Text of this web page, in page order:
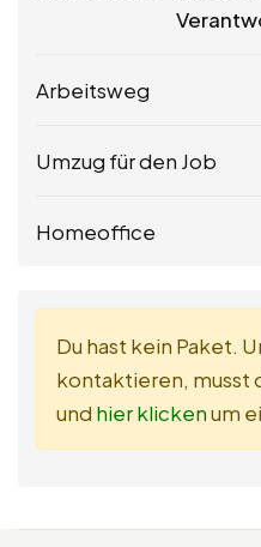
Arbeitsweg
Umzug für den Job
Homeoffice
Du hast kein Paket.
kontaktieren, musst
und hier klickenum